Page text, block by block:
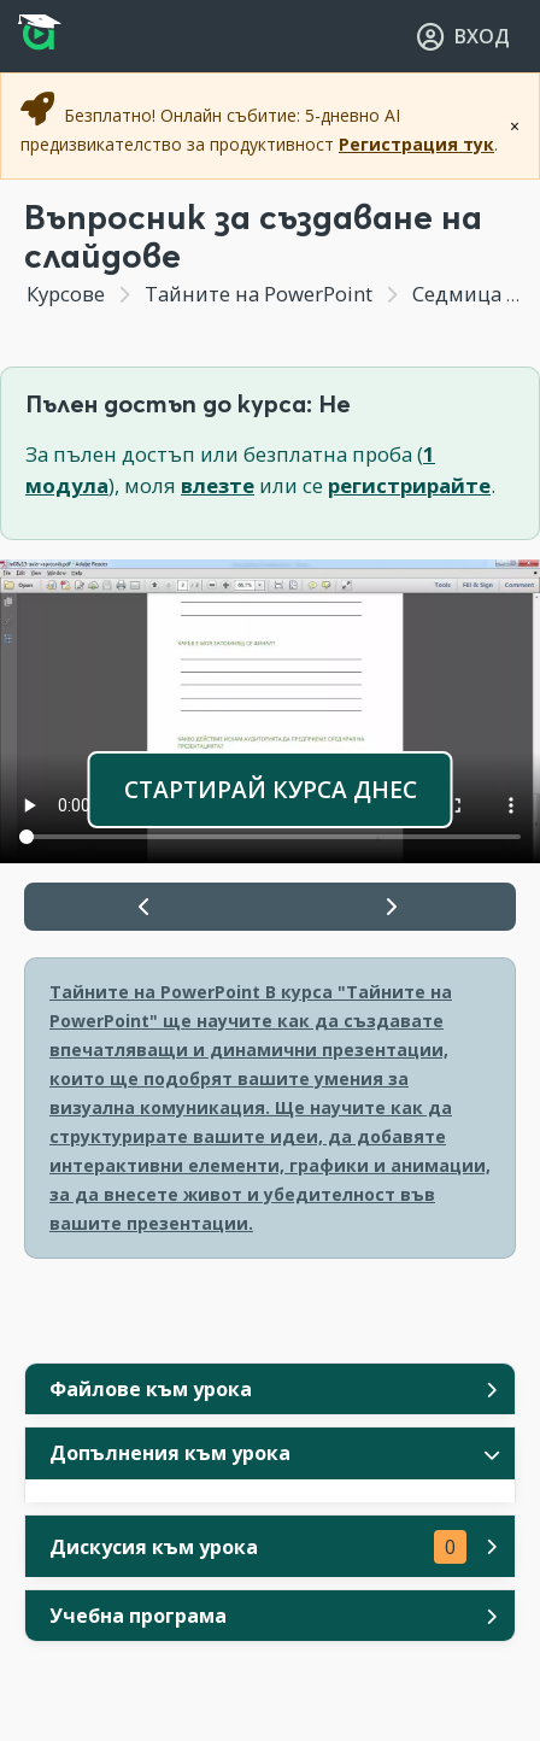
Прескочи към основното съдържание
Прескочи към навигацията
ВХОД
×
Безплатно! Онлайн събитие: 5-дневно AI
предизвикателство за продуктивност Регистрация тук.
Файлове към урока
Допълнения към урока
Дискусия към урока 0
Учебна програма
Въпросник за създаване на
слайдове
Курсове Тайните на PowerPoint Седмица 8 - Подготовка за убедително презентиране. Решения на техническите проблеми.
Пълен достъп до курса: Не
За пълен достъп или безплатна проба (1
модула), моля влезте или се регистрирайте.
СТАРТИРАЙ КУРСА ДНЕС
Тайните на PowerPoint В курса "Тайните на
PowerPoint" ще научите как да създавате
впечатляващи и динамични презентации,
които ще подобрят вашите умения за
визуална комуникация. Ще научите как да
структурирате вашите идеи, да добавяте
интерактивни елементи, графики и анимации,
за да внесете живот и убедителност във
вашите презентации.